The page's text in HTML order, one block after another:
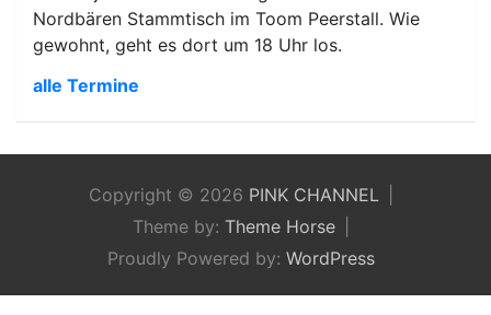
Nordbären Stammtisch im Toom Peerstall. Wie
gewohnt, geht es dort um 18 Uhr los.
alle Termine
Copyright © 2026 PINK CHANNEL
Theme by: Theme Horse
Proudly Powered by: WordPress